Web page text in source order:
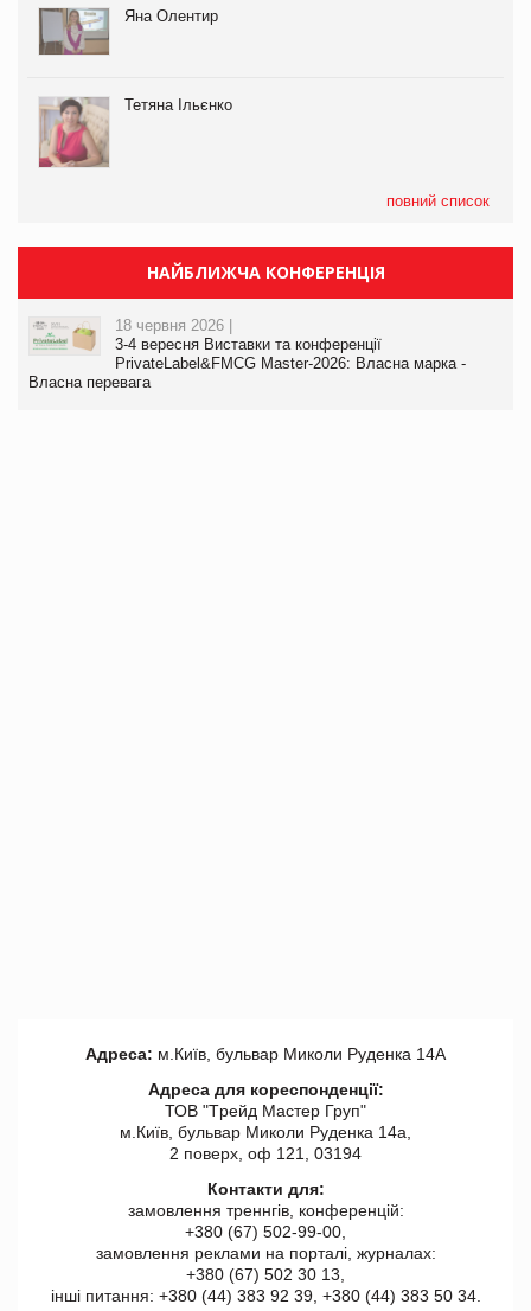
Яна Олентир
Тетяна Ільєнко
повний список
НАЙБЛИЖЧА КОНФЕРЕНЦІЯ
18 червня 2026 |
3-4 вересня Виставки та конференції
PrivateLabel&FMCG Master-2026: Власна марка -
Власна перевага
Адреса: м.Київ, бульвар Миколи Руденка 14А
Адреса для кореспонденції:
ТОВ "Tрейд Мастер Груп"
м.Київ, бульвар Миколи Руденка 14а,
2 поверх, оф 121, 03194
Контакти для:
замовлення треннгів, конференцій:
+380 (67) 502-99-00,
замовлення реклами на порталі, журналах:
+380 (67) 502 30 13,
інші питання: +380 (44) 383 92 39, +380 (44) 383 50 34.